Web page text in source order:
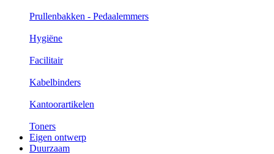
Prullenbakken - Pedaalemmers
Hygiëne
Facilitair
Kabelbinders
Kantoorartikelen
Toners
Eigen ontwerp
Duurzaam